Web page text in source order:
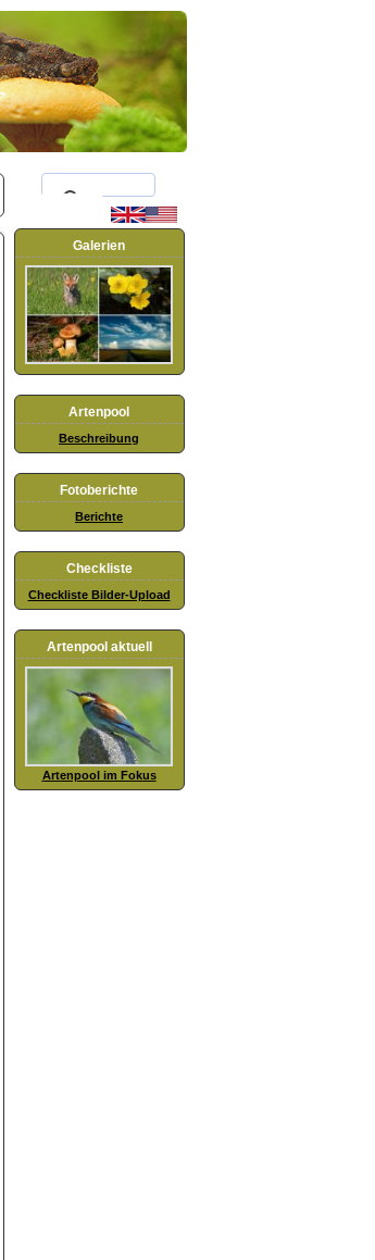
Galerien
Artenpool
Beschreibung
Fotoberichte
Berichte
Checkliste
Checkliste Bilder-Upload
Artenpool aktuell
Artenpool im Fokus